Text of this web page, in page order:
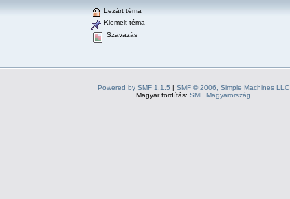
Lezárt téma
Kiemelt téma
Szavazás
Powered by SMF 1.1.5 | SMF © 2006, Simple Machines LLC
Magyar fordítás: SMF Magyarország